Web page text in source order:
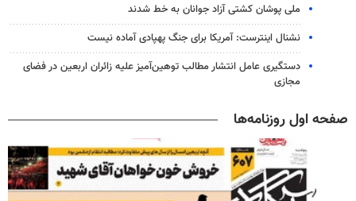
ملی پوشان کشتی آزاد جوانان به خط شدند
نشنال اینترست: آمریکا برای جنگ پهپادی آماده نیست
دستگیری عامل انتشار مطالب توهین‌آمیز علیه زائران اربعین در فضای
مجازی
صفحه اول روزنامه‌ها